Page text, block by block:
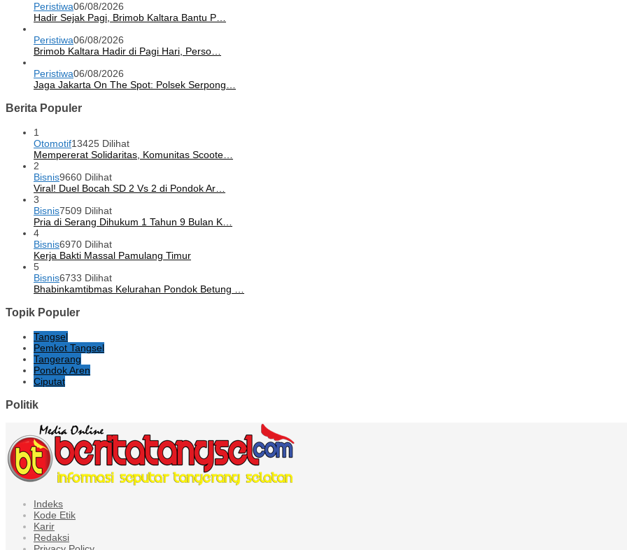
Peristiwa06/08/2026
Hadir Sejak Pagi, Brimob Kaltara Bantu P…
Peristiwa06/08/2026
Brimob Kaltara Hadir di Pagi Hari, Perso…
Peristiwa06/08/2026
Jaga Jakarta On The Spot: Polsek Serpong…
Berita Populer
1
Otomotif13425 Dilihat
Mempererat Solidaritas, Komunitas Scoote…
2
Bisnis9660 Dilihat
Viral! Duel Bocah SD 2 Vs 2 di Pondok Ar…
3
Bisnis7509 Dilihat
Pria di Serang Dihukum 1 Tahun 9 Bulan K…
4
Bisnis6970 Dilihat
Kerja Bakti Massal Pamulang Timur
5
Bisnis6733 Dilihat
Bhabinkamtibmas Kelurahan Pondok Betung …
Topik Populer
Tangsel
Pemkot Tangsel
Tangerang
Pondok Aren
Ciputat
Politik
Indeks
Kode Etik
Karir
Redaksi